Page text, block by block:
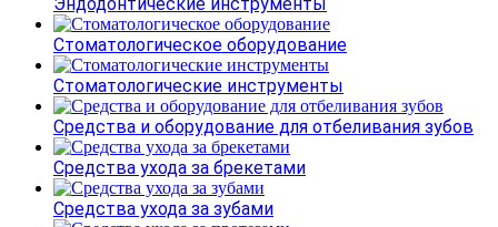
Стоматологическое оборудование
Стоматологические инструменты
Средства и оборудование для отбеливания зубов
Средства ухода за брекетами
Средства ухода за зубами